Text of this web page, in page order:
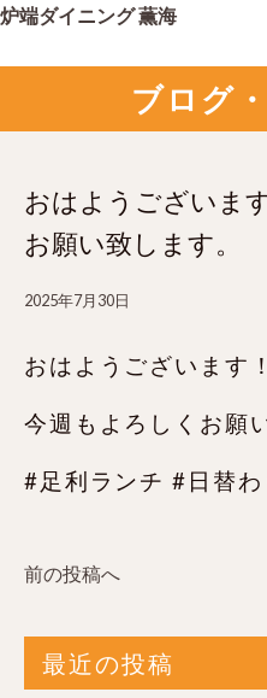
炉端ダイニング 薫海
ブログ
おはようございま
お願い致します。
2025年7月30日
おはようございます！
今週もよろしくお願
#足利ランチ #日替
前の投稿へ
最近の投稿